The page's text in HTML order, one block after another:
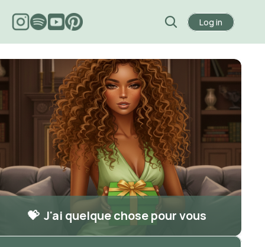
Log in
💝  J'ai quelque chose pour vous